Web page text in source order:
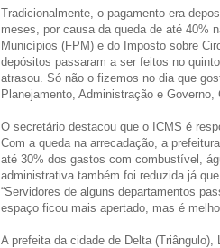
Tradicionalmente, o pagamento era
meses, por causa da queda de até 40%
Municípios (FPM) e do Imposto sobre
depósitos passaram a ser feitos no
atrasou. Só não o fizemos no dia que
Planejamento, Administração e Governo,
O secretário destacou que o ICMS é
Com a queda na arrecadação, a
até 30% dos gastos com combustível,
administrativa também foi reduzida já
“Servidores de alguns departamentos
espaço ficou mais apertado, mas é
A prefeita da cidade de Delta